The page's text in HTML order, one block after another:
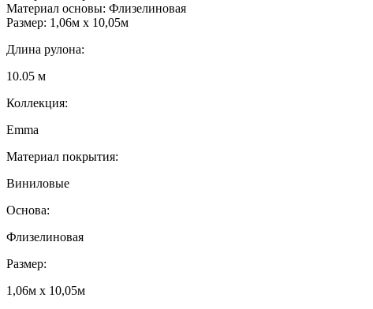
Материал основы: Флизелиновая
Размер: 1,06м х 10,05м
Длина рулона:
10.05 м
Коллекция:
Emma
Материал покрытия:
Виниловые
Основа:
Флизелиновая
Размер:
1,06м х 10,05м